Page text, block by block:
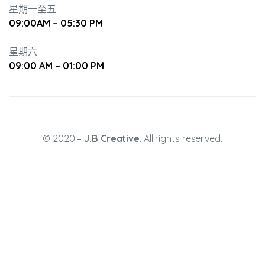
星期一至五
09:00AM – 05:30 PM
星期六
09:00 AM – 01:00 PM
© 2020 – J.B Creative. All rights reserved.